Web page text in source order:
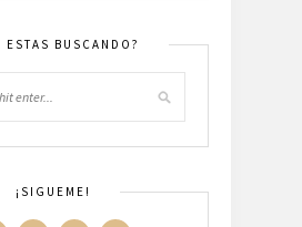
ESTAS BUSCANDO?
¡SIGUEME!